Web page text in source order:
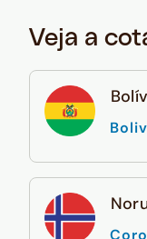
Veja a